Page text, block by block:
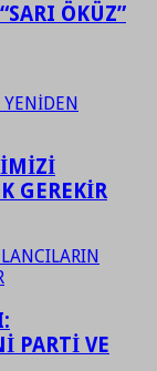
ÖKÜZ”
GEREKİR
PARTİ VE